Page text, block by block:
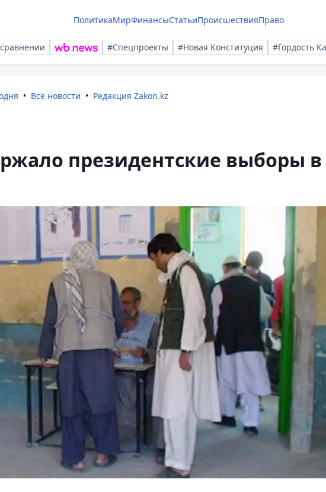
ПолитикаМирФинансыСтатьиПроисшествияПраво
#Спецпроекты #Новая Конституция #Гордость
Все новости Редакция Zakon.kz
президентские выборы в